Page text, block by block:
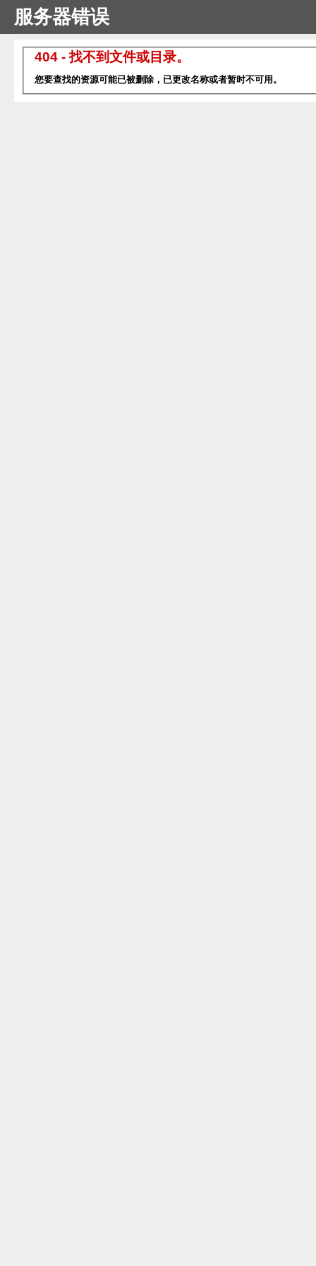
服务器错误
404 - 找不到文件或目录。
您要查找的资源可能已被删除，已更改名称或者暂时不可用。